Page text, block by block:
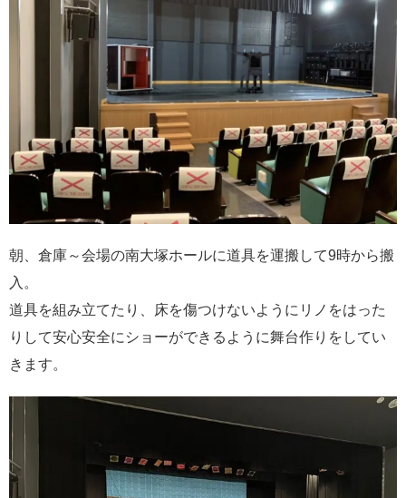
朝、倉庫～会場の南大塚ホールに道具を運搬して9時から搬
入。
道具を組み立てたり、床を傷つけないようにリノをはった
りして安心安全にショーができるように舞台作りをしてい
きます。